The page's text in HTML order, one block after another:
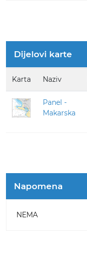
Dijelovi karte
Karta Naziv
Panel -
Makarska
Napomena
NEMA